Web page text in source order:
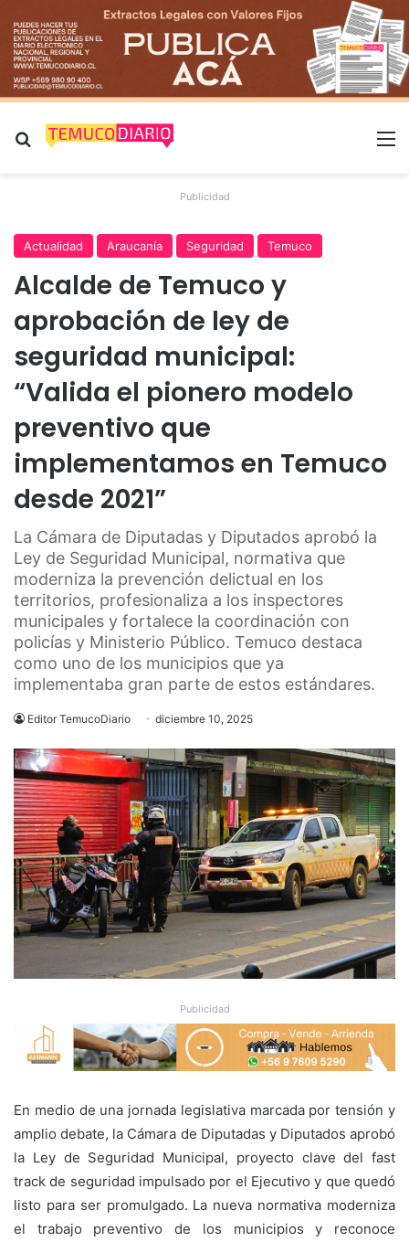
Buscar por
Publicidad
Actualidad Araucanía Seguridad Temuco
Alcalde de Temuco y
aprobación de ley de
seguridad municipal:
“Valida el pionero modelo
preventivo que
implementamos en Temuco
desde 2021”
La Cámara de Diputadas y Diputados aprobó la
Ley de Seguridad Municipal, normativa que
moderniza la prevención delictual en los
territorios, profesionaliza a los inspectores
municipales y fortalece la coordinación con
policías y Ministerio Público. Temuco destaca
como uno de los municipios que ya
implementaba gran parte de estos estándares.
Editor TemucoDiario diciembre 10, 2025
Publicidad
En medio de una jornada legislativa marcada por tensión y
amplio debate, la Cámara de Diputadas y Diputados aprobó
la Ley de Seguridad Municipal, proyecto clave del fast
track de seguridad impulsado por el Ejecutivo y que quedó
listo para ser promulgado. La nueva normativa moderniza
el trabajo preventivo de los municipios y reconoce